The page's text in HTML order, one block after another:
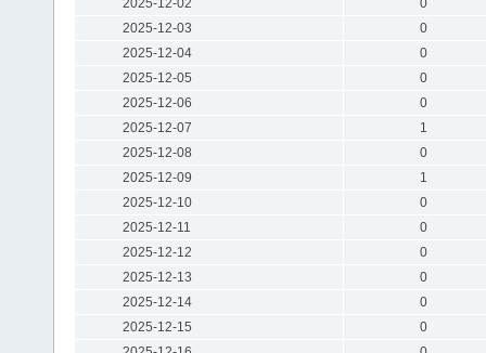
2025-12-02
0
2025-12-03
0
2025-12-04
0
2025-12-05
0
2025-12-06
0
2025-12-07
1
2025-12-08
0
2025-12-09
1
2025-12-10
0
2025-12-11
0
2025-12-12
0
2025-12-13
0
2025-12-14
0
2025-12-15
0